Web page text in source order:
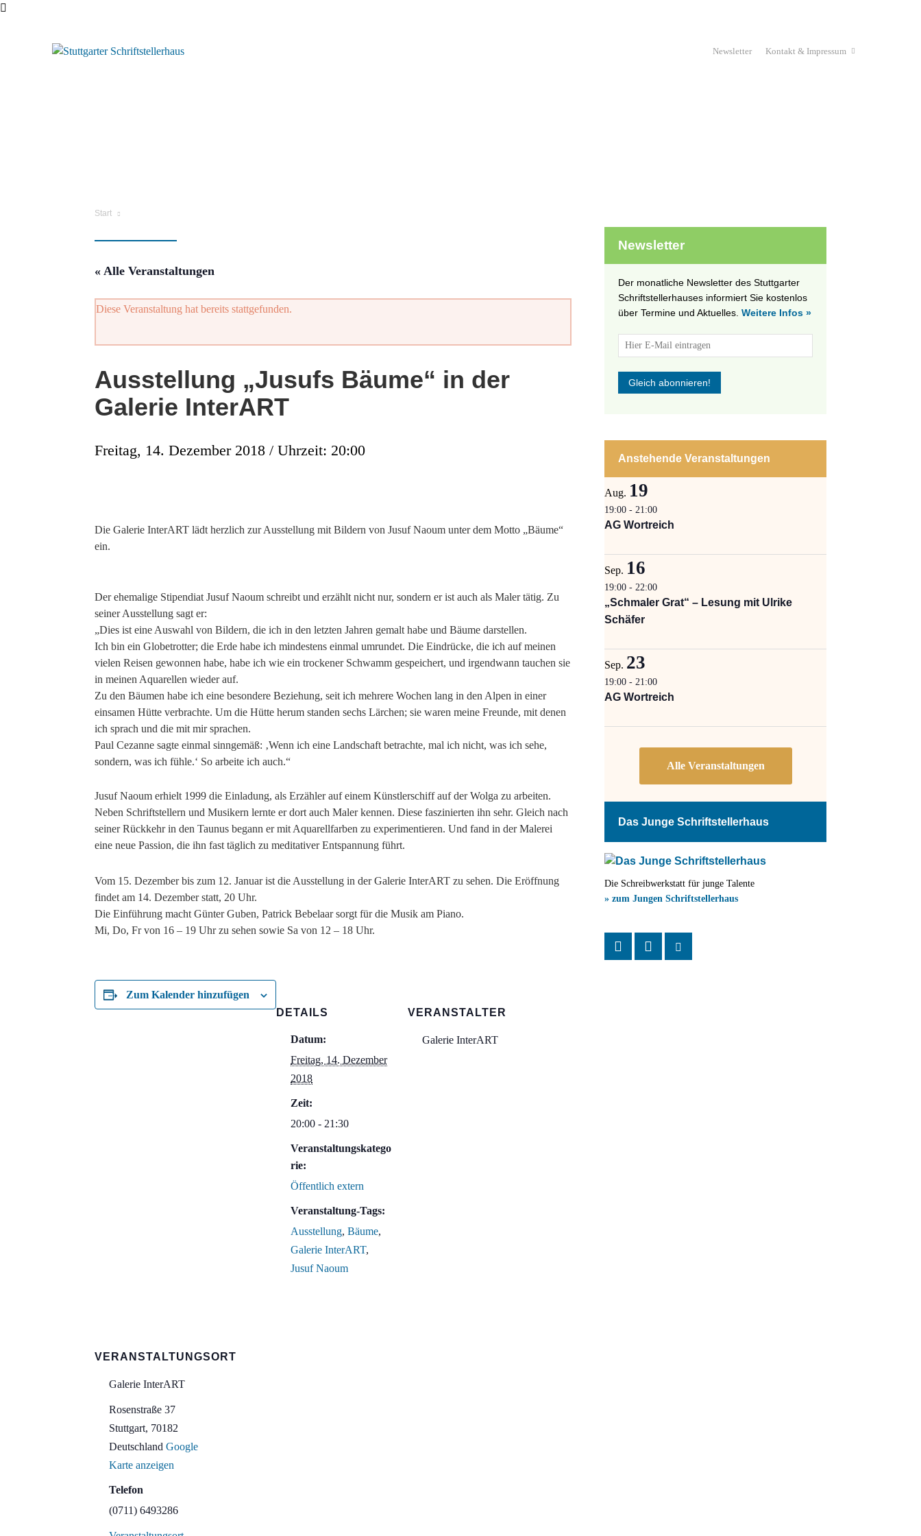
Newsletter Kontakt & Impressum
Start
« Alle Veranstaltungen
Diese Veranstaltung hat bereits stattgefunden.
Ausstellung „Jusufs Bäume“ in der
Galerie InterART
Freitag, 14. Dezember 2018 / Uhrzeit: 20:00
Die Galerie InterART lädt herzlich zur Ausstellung mit Bildern von Jusuf Naoum unter dem Motto „Bäume“
ein.
Der ehemalige Stipendiat Jusuf Naoum schreibt und erzählt nicht nur, sondern er ist auch als Maler tätig. Zu
seiner Ausstellung sagt er:
„Dies ist eine Auswahl von Bildern, die ich in den letzten Jahren gemalt habe und Bäume darstellen.
Ich bin ein Globetrotter; die Erde habe ich mindestens einmal umrundet. Die Eindrücke, die ich auf meinen
vielen Reisen gewonnen habe, habe ich wie ein trockener Schwamm gespeichert, und irgendwann tauchen sie
in meinen Aquarellen wieder auf.
Zu den Bäumen habe ich eine besondere Beziehung, seit ich mehrere Wochen lang in den Alpen in einer
einsamen Hütte verbrachte. Um die Hütte herum standen sechs Lärchen; sie waren meine Freunde, mit denen
ich sprach und die mit mir sprachen.
Paul Cezanne sagte einmal sinngemäß: ‚Wenn ich eine Landschaft betrachte, mal ich nicht, was ich sehe,
sondern, was ich fühle.‘ So arbeite ich auch.“
Jusuf Naoum erhielt 1999 die Einladung, als Erzähler auf einem Künstlerschiff auf der Wolga zu arbeiten.
Neben Schriftstellern und Musikern lernte er dort auch Maler kennen. Diese faszinierten ihn sehr. Gleich nach
seiner Rückkehr in den Taunus begann er mit Aquarellfarben zu experimentieren. Und fand in der Malerei
eine neue Passion, die ihn fast täglich zu meditativer Entspannung führt.
Vom 15. Dezember bis zum 12. Januar ist die Ausstellung in der Galerie InterART zu sehen. Die Eröffnung
findet am 14. Dezember statt, 20 Uhr.
Die Einführung macht Günter Guben, Patrick Bebelaar sorgt für die Musik am Piano.
Mi, Do, Fr von 16 – 19 Uhr zu sehen sowie Sa von 12 – 18 Uhr.
Zum Kalender hinzufügen
DETAILS
Datum:
Freitag, 14. Dezember
2018
Zeit:
20:00 - 21:30
Veranstaltungskatego
rie:
Öffentlich extern
Veranstaltung-Tags:
Ausstellung, Bäume,
Galerie InterART,
Jusuf Naoum
VERANSTALTER
Galerie InterART
VERANSTALTUNGSORT
Galerie InterART
Rosenstraße 37
Stuttgart, 70182
Deutschland Google
Karte anzeigen
Telefon
(0711) 6493286
Newsletter
Der monatliche Newsletter des Stuttgarter
Schriftstellerhauses informiert Sie kostenlos
über Termine und Aktuelles. Weitere Infos »
Anstehende Veranstaltungen
Aug. 19
19:00 - 21:00
AG Wortreich
Sep. 16
19:00 - 22:00
„Schmaler Grat“ – Lesung mit Ulrike
Schäfer
Sep. 23
19:00 - 21:00
AG Wortreich
Das Junge Schriftstellerhaus
Die Schreibwerkstatt für junge Talente
» zum Jungen Schriftstellerhaus